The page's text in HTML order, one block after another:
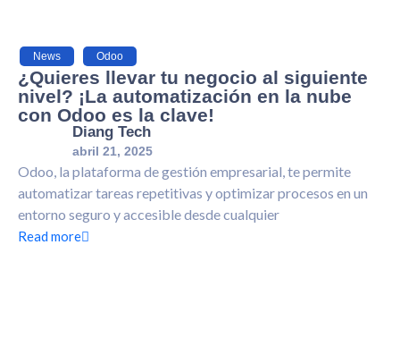
News Odoo
¿Quieres llevar tu negocio al siguiente
nivel? ¡La automatización en la nube
con Odoo es la clave!
Diang Tech
abril 21, 2025
Odoo, la plataforma de gestión empresarial, te permite
automatizar tareas repetitivas y optimizar procesos en un
entorno seguro y accesible desde cualquier
Read more